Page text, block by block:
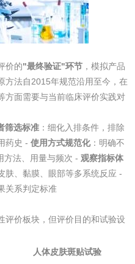
价的"最终验证"环节 ，模拟产品
方法自2015年规范沿用至今，在
方面需要与当前临床评价实践对
筛选标准 ：细化入排条件，排除
药史 - 使用方式规范化：明确不
方法、用量与频次 - 观察指标体
肤、黏膜、眼部等多系统反应 -
关系判定标准
评价板块，但评价目的和试验设
人体皮肤斑贴试验
测
化钙 铝酸钙检测
检测 磷酸二氢铵检测
测